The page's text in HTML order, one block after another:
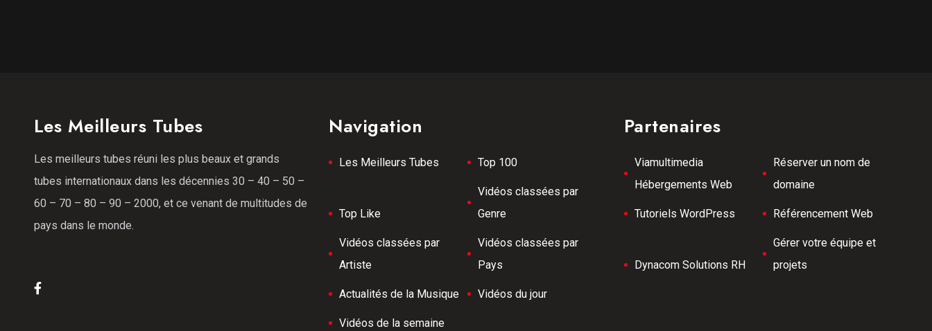
Les Meilleurs Tubes
Les meilleurs tubes réuni les plus beaux et grands
tubes internationaux dans les décennies 30 – 40 – 50 –
60 – 70 – 80 – 90 – 2000, et ce venant de multitudes de
pays dans le monde.
Navigation
Les Meilleurs Tubes Top 100
Top Like
Vidéos classées par
Genre
Vidéos classées par
Artiste
Vidéos classées par
Pays
Actualités de la Musique Vidéos du jour
Vidéos de la semaine
Partenaires
Viamultimedia
Hébergements Web
Réserver un nom de
domaine
Tutoriels WordPress Référencement Web
Dynacom Solutions RH
Gérer votre équipe et
projets